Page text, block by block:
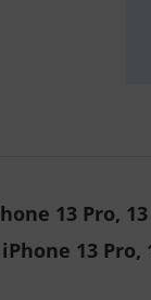
13 Pro,
13